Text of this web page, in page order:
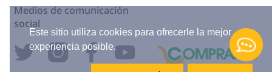
Este sitio utiliza cookies para ofrecerle la mejor
experiencia posible.
Medios de comunicación
social